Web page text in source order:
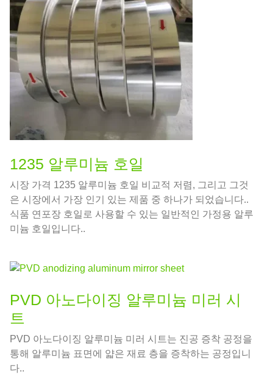
1235 알루미늄 호일
시장 가격 1235 알루미늄 호일 비교적 저렴, 그리고 그것
은 시장에서 가장 인기 있는 제품 중 하나가 되었습니다..
식품 연포장 호일로 사용할 수 있는 일반적인 가정용 알루
미늄 호일입니다..
PVD 아노다이징 알루미늄 미러 시
트
PVD 아노다이징 알루미늄 미러 시트는 진공 증착 공정을
통해 알루미늄 표면에 얇은 재료 층을 증착하는 공정입니
다..